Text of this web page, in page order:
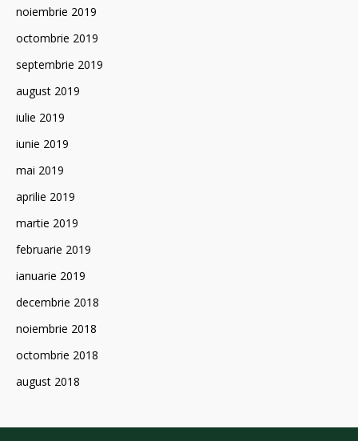
noiembrie 2019
octombrie 2019
septembrie 2019
august 2019
iulie 2019
iunie 2019
mai 2019
aprilie 2019
martie 2019
februarie 2019
ianuarie 2019
decembrie 2018
noiembrie 2018
octombrie 2018
august 2018